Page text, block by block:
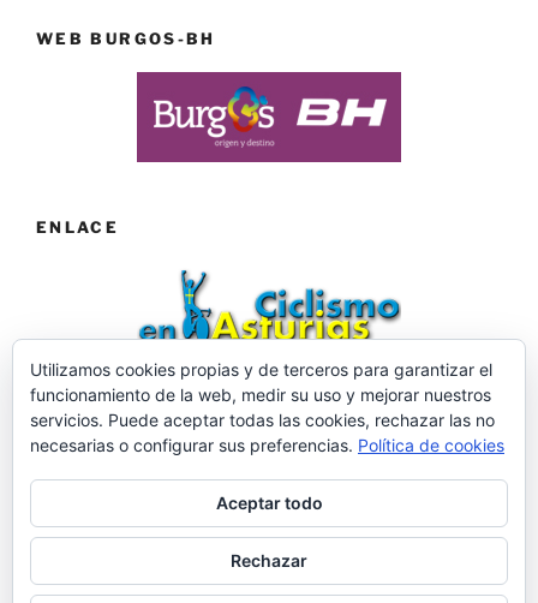
WEB BURGOS-BH
ENLACE
Web desarrollada por ©Roberto Menéndez Mateos
FacebookTwitter Instagram
Utilizamos cookies propias y de terceros para garantizar el
funcionamiento de la web, medir su uso y mejorar nuestros
servicios. Puede aceptar todas las cookies, rechazar las no
necesarias o configurar sus preferencias. Política de cookies
Aceptar todo
Rechazar